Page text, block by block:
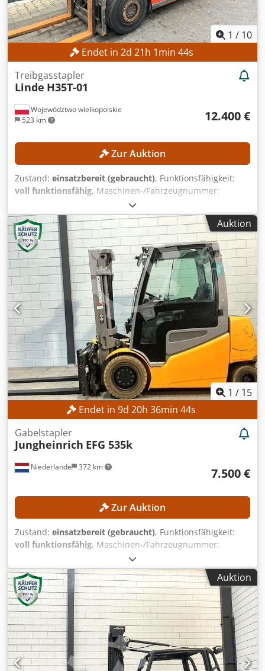
1 / 10
Endet in 2d 21h 1min 42s
Województwo wielkopolskie
523 km
Treibgasstapler
Linde H35T-01
12.400 €
Zur Auktion
Zustand: einsatzbereit (gebraucht), Funktionsfähigkeit:
voll funktionsfähig, Maschinen-/Fahrzeugnummer:
2021, Betriebsstunden:
Tragkraft:3.500 kg, Hubhöhe:4.680 mm, Kraftstofftyp:
Gas, Masttyp:Triplex, Kein Mindestpreis - garantierter
Verkauf zum höchsten Gebot! TECHNISCHE DETAILS
Dkodjzrgbijpfx Ag Dor Tragkraft: 3.500 kg Hubhöhe: 4.680
mm Bauhöhe: 2.179 mm MASCHINEN-DETAILS Masttyp:
Triplex ISO-Klasse: ISO-Klasse 3 (2.500–4.999 kg)
Kraftstofftyp: Gas Betriebsstunden: 7.093 h AUSSTATTUNG
Seitenschieber Externe Referenz: SL13385SLO
Auktion
1 / 15
Endet in 9d 20h 36min 42s
Niederlande 372 km
Gabelstapler
Jungheinrich EFG 535k
7.500 €
Zur Auktion
Zustand: einsatzbereit (gebraucht), Funktionsfähigkeit:
voll funktionsfähig, Maschinen-/Fahrzeugnummer:
, Betriebsstunden:
Tragkraft:3.500 kg, Hubhöhe:5.010 mm, Freihub:1.780
mm, Masttyp:Triplex, Gabellänge:1.600 mm, TECHNISCHE
DETAILS Hubkraft: 3.500 kg Hubhöhe: 5.010 mm Freihub:
1.780 mm Durchfahrtshöhe: 2.350 mm Gabelzinkenlänge:
1.600 mm Minimale Gabelbreite: 560 mm Maximale
Gabelbreite: 2.080 mm MASCHINEN-DETAILS Mast: Triplex
Kraftstofftyp: Elektrisch Batterietyp: 5 PzS 775 Baujahr
Batterie: 2017 Batteriekapazität: 775 Ah Batteriespannung:
Auktion